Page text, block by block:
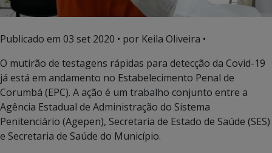
Publicado em 03 set 2020 • por Keila Oliveira •
O mutirão de testagens rápidas para detecção da Covid-19
já está em andamento no Estabelecimento Penal de
Corumbá (EPC). A ação é um trabalho conjunto entre a
Agência Estadual de Administração do Sistema
Penitenciário (Agepen), Secretaria de Estado de Saúde (SES)
e Secretaria de Saúde do Município.